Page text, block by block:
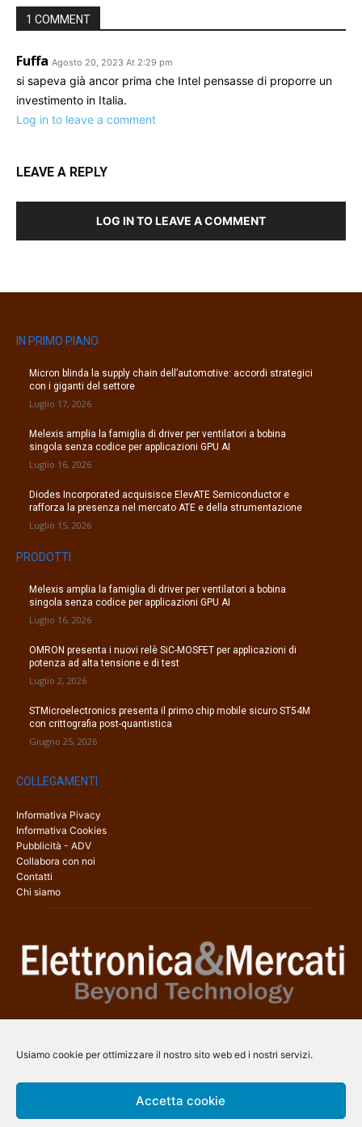
Usiamo cookie per ottimizzare il nostro sito web ed i nostri servizi.
Accetta cookie
1 COMMENT
Fuffa Agosto 20, 2023 At 2:29 pm
si sapeva già ancor prima che Intel pensasse di proporre un
investimento in Italia.
Log in to leave a comment
LEAVE A REPLY
LOG IN TO LEAVE A COMMENT
IN PRIMO PIANO
Micron blinda la supply chain dell’automotive: accordi strategici
con i giganti del settore
Luglio 17, 2026
Melexis amplia la famiglia di driver per ventilatori a bobina
singola senza codice per applicazioni GPU AI
Luglio 16, 2026
Diodes Incorporated acquisisce ElevATE Semiconductor e
rafforza la presenza nel mercato ATE e della strumentazione
Luglio 15, 2026
PRODOTTI
Melexis amplia la famiglia di driver per ventilatori a bobina
singola senza codice per applicazioni GPU AI
Luglio 16, 2026
OMRON presenta i nuovi relè SiC-MOSFET per applicazioni di
potenza ad alta tensione e di test
Luglio 2, 2026
STMicroelectronics presenta il primo chip mobile sicuro ST54M
con crittografia post-quantistica
Giugno 25, 2026
COLLEGAMENTI
Informativa Pivacy
Informativa Cookies
Pubblicità - ADV
Collabora con noi
Contatti
Chi siamo
una copertura a 360° che coinvolge tecnologie, prodotti, mercati e
info@arscommunication.it